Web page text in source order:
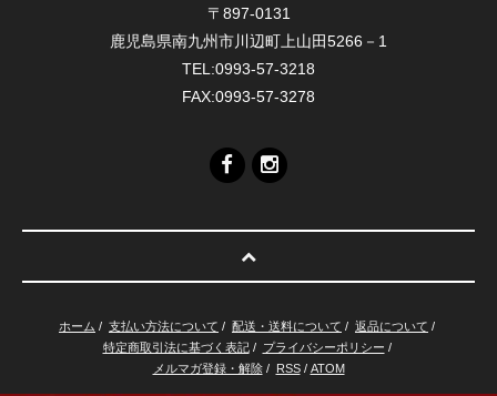
〒897-0131
鹿児島県南九州市川辺町上山田5266－1
TEL:0993-57-3218
FAX:0993-57-3278
ホーム / 支払い方法について / 配送・送料について / 返品について /
特定商取引法に基づく表記/ プライバシーポリシー /
メルマガ登録・解除/ RSS/ ATOM